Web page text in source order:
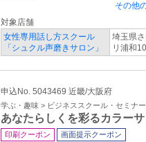
その他
対象店舗
女性専用話し方スクール
「シュクル声磨きサロン」
埼玉県
リ浦和
申込No. 5043469 近畿/大阪府
学ぶ・趣味 > ビジネススクール・セミナー
あなたらしくを彩るカラ
印刷クーポン 画面提示クーポン